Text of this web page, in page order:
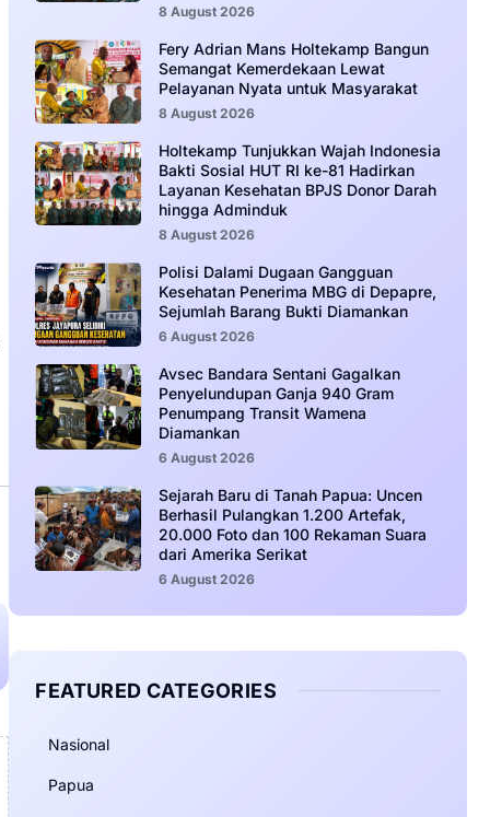
8 August 2026
Fery Adrian Mans Holtekamp Bangun
Semangat Kemerdekaan Lewat
Pelayanan Nyata untuk Masyarakat
8 August 2026
Holtekamp Tunjukkan Wajah Indonesia
Bakti Sosial HUT RI ke-81 Hadirkan
Layanan Kesehatan BPJS Donor Darah
hingga Adminduk
8 August 2026
‎Polisi Dalami Dugaan Gangguan
Kesehatan Penerima MBG di Depapre,
Sejumlah Barang Bukti Diamankan
6 August 2026
Avsec Bandara Sentani Gagalkan
Penyelundupan Ganja 940 Gram
Penumpang Transit Wamena
Diamankan
6 August 2026
Sejarah Baru di Tanah Papua: Uncen
Berhasil Pulangkan 1.200 Artefak,
20.000 Foto dan 100 Rekaman Suara
dari Amerika Serikat
6 August 2026
FEATURED CATEGORIES
Nasional
Papua